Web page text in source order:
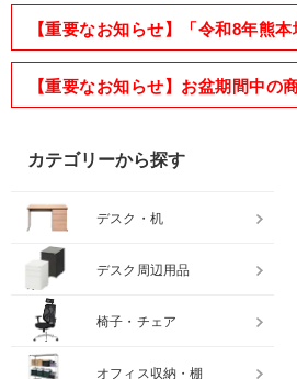
【重要なお知らせ】「令和8年熊
【重要なお知らせ】お盆期間中の
カテゴリーから探す
デスク・机
デスク周辺用品
椅子・チェア
オフィス収納・棚